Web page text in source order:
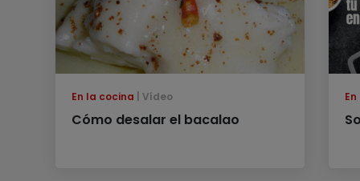
En la cocina Vídeo
Cómo desalar el bacalao